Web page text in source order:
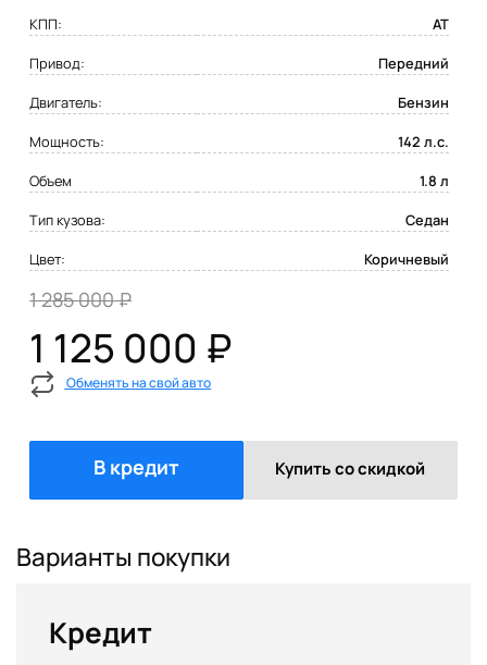
КПП:
AT
Привод:
Передний
Двигатель:
Бензин
Мощность:
142 л.с.
Объем
1.8 л
Тип кузова:
Седан
Цвет:
Коричневый
1 285 000 ₽
1 125 000 ₽
Обменять на свой авто
В кредит Купить со скидкой
Варианты покупки
Кредит